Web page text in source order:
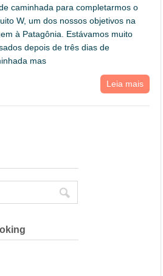
caminhada para completarmos o
W, um dos nossos objetivos na
à Patagônia. Estávamos muito
depois de três dias de
mas
Leia mais